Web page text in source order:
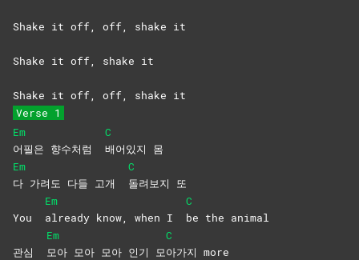
Shake it off, off, shake it
Shake it off, shake it
Shake it off, off, shake it
Verse 1
Em
어필은 향수처럼
C
배어있지 몸
Em
다 가려도 다들 고개
C
돌려보지 또
You
Em
already know, when I
C
be the animal
관심
Em
모아 모아 모아 인기 모
C
아가지 more